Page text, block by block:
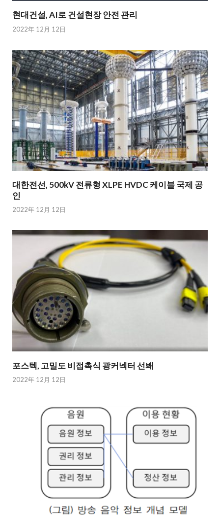
현대건설, AI로 건설현장 안전 관리
2022年 12月 12日
대한전선, 500kV 전류형 XLPE HVDC 케이블 국제 공
인
2022年 12月 12日
포스텍, 고밀도 비접촉식 광커넥터 선봬
2022年 12月 12日